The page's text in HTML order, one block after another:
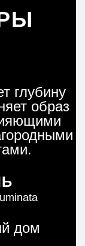
глубину
образ
дом